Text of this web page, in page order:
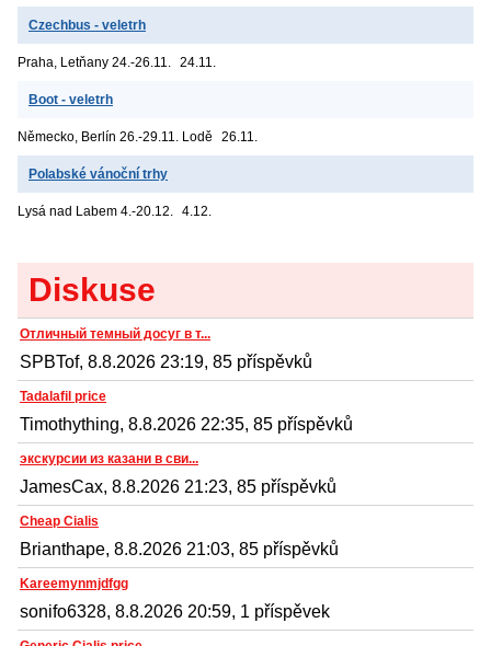
Czechbus - veletrh
Praha, Letňany 24.-26.11. 24.11.
Boot - veletrh
Německo, Berlín 26.-29.11. Lodě 26.11.
Polabské vánoční trhy
Lysá nad Labem 4.-20.12. 4.12.
Diskuse
Отличный темный досуг в т...
SPBTof, 8.8.2026 23:19, 85 příspěvků
Tadalafil price
Timothything, 8.8.2026 22:35, 85 příspěvků
экскурсии из казани в сви...
JamesCax, 8.8.2026 21:23, 85 příspěvků
Cheap Cialis
Brianthape, 8.8.2026 21:03, 85 příspěvků
Kareemynmjdfgg
sonifo6328, 8.8.2026 20:59, 1 příspěvek